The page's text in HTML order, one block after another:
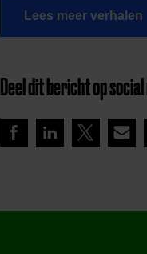
Lees meer verhalen
Deel dit bericht op